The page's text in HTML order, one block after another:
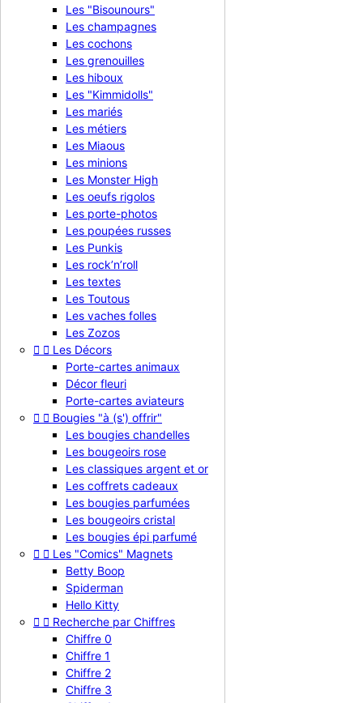
Les "Bisounours"
Les champagnes
Les cochons
Les grenouilles
Les hiboux
Les "Kimmidolls"
Les mariés
Les métiers
Les Miaous
Les minions
Les Monster High
Les oeufs rigolos
Les porte-photos
Les poupées russes
Les Punkis
Les rock’n’roll
Les textes
Les Toutous
Les vaches folles
Les Zozos
  Les Décors
Porte-cartes animaux
Décor fleuri
Porte-cartes aviateurs
  Bougies "à (s') offrir"
Les bougies chandelles
Les bougeoirs rose
Les classiques argent et or
Les coffrets cadeaux
Les bougies parfumées
Les bougeoirs cristal
Les bougies épi parfumé
  Les "Comics" Magnets
Betty Boop
Spiderman
Hello Kitty
  Recherche par Chiffres
Chiffre 0
Chiffre 1
Chiffre 2
Chiffre 3
Bougie luminescente n°0
TTC
Aperçu rapide
Bougie chiffre n°0 avec liseré or
TTC
Aperçu rapide